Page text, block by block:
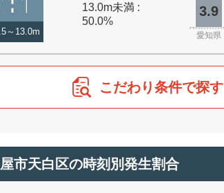
～13.0m
13.0m未満 :
50.0%
3.9
愛知県
こだわり条件で探す
市天白区の時刻別発生割合